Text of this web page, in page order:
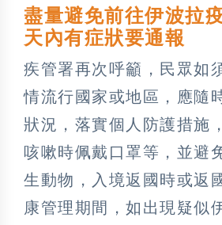
盡量避免前往伊波拉
天內有症狀要通報
疾管署再次呼籲，民眾如
情流行國家或地區，應隨
狀況，落實個人防護措施
咳嗽時佩戴口罩等，並避
生動物，入境返國時或返
康管理期間，如出現疑似